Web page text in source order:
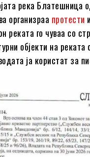
река Блатешница
организраа протести
реката го чуваа со
објекти на
ја користат за